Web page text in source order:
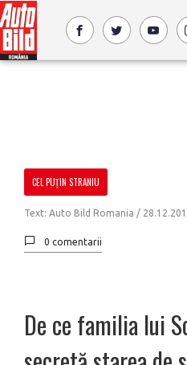
CEL PUŢIN STRANIU
Text: Auto Bild Romania /
0 comentarii
De ce familia lui